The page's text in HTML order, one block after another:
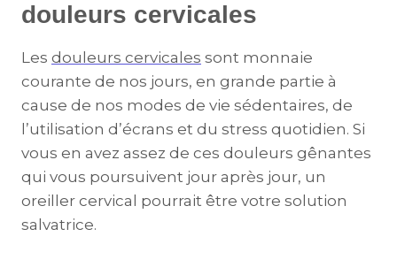
douleurs cervicales
Les douleurs cervicales sont monnaie
courante de nos jours, en grande partie à
cause de nos modes de vie sédentaires, de
l’utilisation d’écrans et du stress quotidien. Si
vous en avez assez de ces douleurs gênantes
qui vous poursuivent jour après jour, un
oreiller cervical pourrait être votre solution
salvatrice.